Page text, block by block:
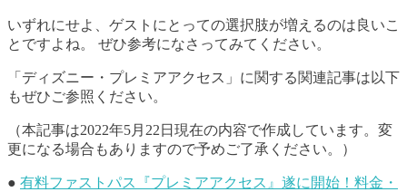
いずれにせよ、ゲストにとっての選択肢が増えるのは良いこ
とですよね。 ぜひ参考になさってみてください。
「ディズニー・プレミアアクセス」に関する関連記事は以下
もぜひご参照ください。
（本記事は2022年5月22日現在の内容で作成しています。変
更になる場合もありますので予めご了承ください。）
● 有料ファストパス『プレミアアクセス』遂に開始！料金・